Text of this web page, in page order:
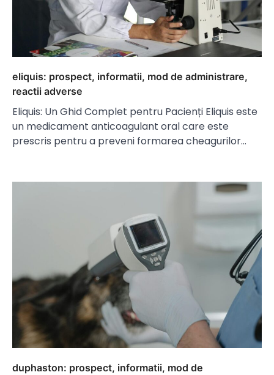
eliquis: prospect, informatii, mod de administrare,
reactii adverse
Eliquis: Un Ghid Complet pentru Pacienți Eliquis este
un medicament anticoagulant oral care este
prescris pentru a preveni formarea cheagurilor…
duphaston: prospect, informatii, mod de